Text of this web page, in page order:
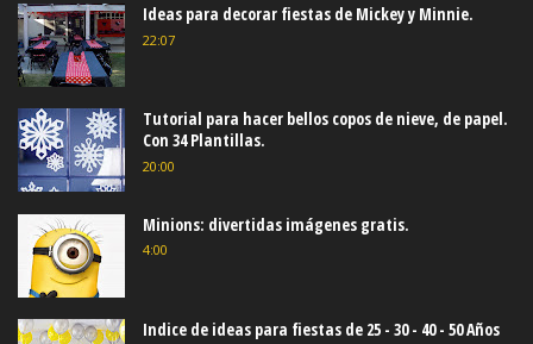
Ideas para decorar fiestas de Mickey y Minnie.
22:07
Tutorial para hacer bellos copos de nieve, de papel.
Con 34 Plantillas.
20:00
Minions: divertidas imágenes gratis.
4:00
Indice de ideas para fiestas de 25 - 30 - 40 - 50 Años